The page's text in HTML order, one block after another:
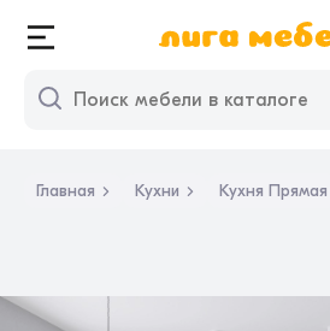
Главная Кухни Кухня Прямая